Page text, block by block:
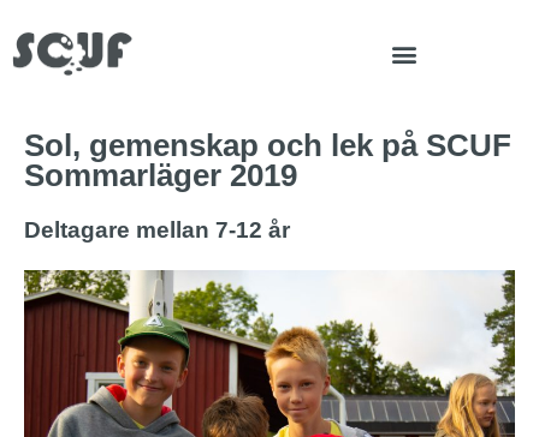
Sol, gemenskap och lek på SCUF
Sommarläger 2019
Deltagare mellan 7-12 år